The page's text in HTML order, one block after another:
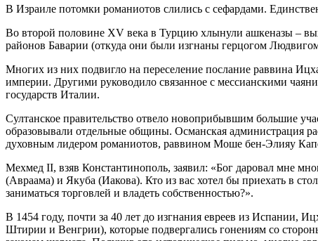
В Израиле потомки романиотов слились с сефардами.
Во второй половине XV века в Турцию хлынули ашкеназы –
районов Баварии (откуда они были изгнаны герцогом
Многих из них подвигло на переселение послание раввина
империи. Другими руководило связанное с мессианскими
государств Италии.
Султанское правительство отвело новоприбывшим большие
образовывали отдельные общины. Османская администрация
духовным лидером романиотов, раввином Моше бен-Элияу
Мехмед II, взяв Константинополь, заявил: «Бог даровал мне
(Авраама) и Якуба (Иакова). Кто из вас хотел бы приехать в
заниматься торговлей и владеть собственностью?».
В 1454 году, почти за 40 лет до изгнания евреев из Испании,
Штирии и Венгрии), которые подвергались гонениям со